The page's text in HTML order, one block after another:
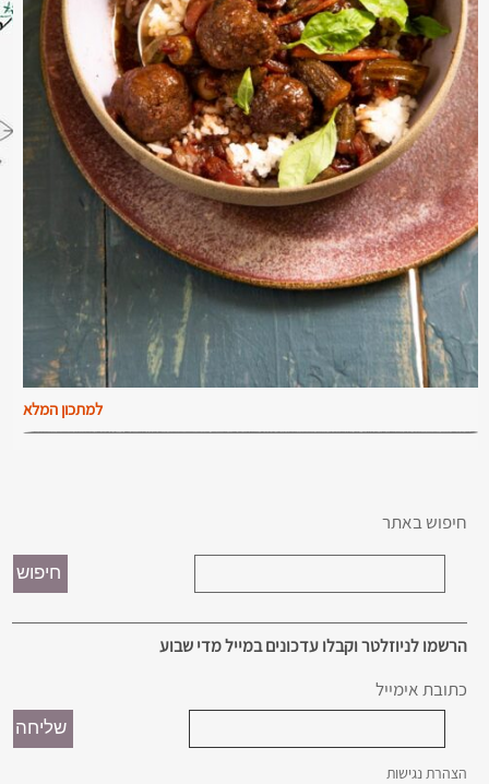
למתכון המלא
חיפוש באתר
הרשמו לניוזלטר וקבלו עדכונים במייל מדי שבוע
כתובת אימייל
הצהרת נגישות